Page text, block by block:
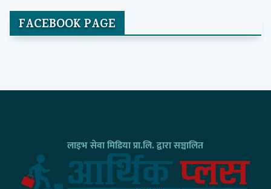
FACEBOOK PAGE
लाइभ सेवा मिडिया प्रा.लि. द्वारा सञ्चालित